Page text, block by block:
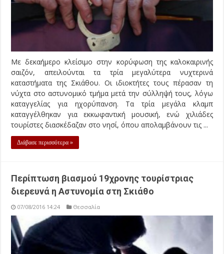
Με δεκαήμερο κλείσιμο στην κορύφωση της καλοκαιρινής
σαιζόν, απειλούνται τα τρία μεγαλύτερα νυχτερινά
καταστήματα της Σκιάθου. Οι ιδιοκτήτες τους πέρασαν τη
νύχτα στο αστυνομικό τμήμα μετά την σύλληψή τους, λόγω
καταγγελίας για ηχορύπανση. Τα τρία μεγάλα κλαμπ
καταγγέλθηκαν για εκκωφαντική μουσική, ενώ χιλιάδες
τουρίστες διασκέδαζαν στο νησί, όπου απολαμβάνουν τις ...
Διάβασε περισσότερα »
Περίπτωση βιασμού 19χρονης τουρίστριας
διερευνά η Αστυνομία στη Σκιάθο
07/08/2016 14:24 Θεσσαλία